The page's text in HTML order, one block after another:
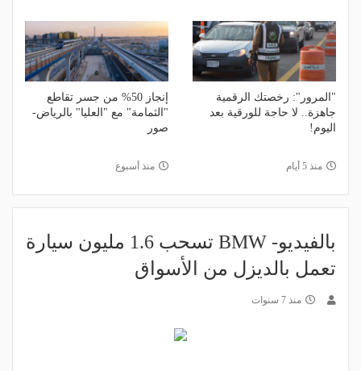
"المرور": رخصتك الرقمية
جاهزة.. لا حاجة للورقية بعد
اليوم!
منذ 5 أيام
إنجاز 50% من جسر تقاطع
"الثمامة" مع "العليا" بالرياض-
صور
منذ أسبوع
بالفيديو- BMW تسحب 1.6 مليون سيارة
تعمل بالديزل من الأسواق
منذ 7 سنوات